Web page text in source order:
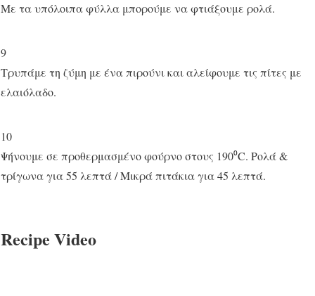
Με τα υπόλοιπα φύλλα μπορούμε να φτιάξουμε ρολά.
9
Τρυπάμε τη ζύμη με ένα πιρούνι και αλείφουμε τις πίτες με
ελαιόλαδο.
10
Ψήνουμε σε προθερμασμένο φούρνο στους 190⁰C. Ρολά &
τρίγωνα για 55 λεπτά / Μικρά πιτάκια για 45 λεπτά.
Recipe Video